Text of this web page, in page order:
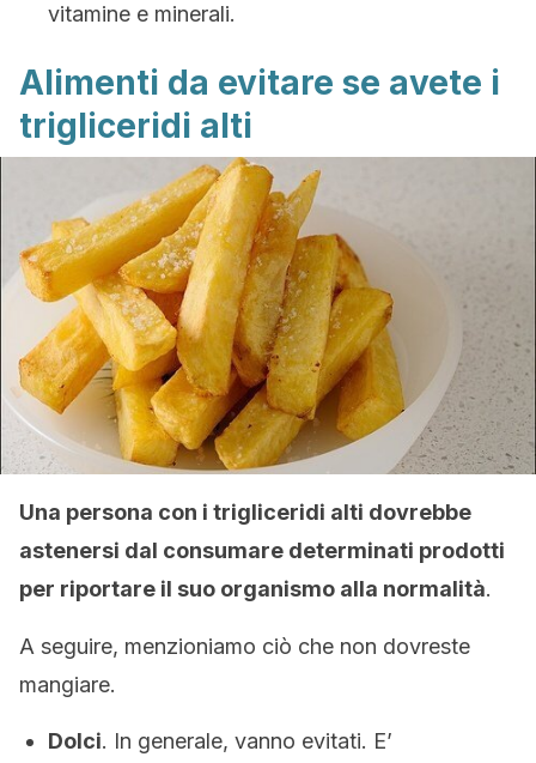
vitamine e minerali.
Alimenti da evitare se avete i
trigliceridi alti
Una persona con i trigliceridi alti dovrebbe
astenersi dal consumare determinati prodotti
per riportare il suo organismo alla normalità.
A seguire, menzioniamo ciò che non dovreste
mangiare.
Dolci. In generale, vanno evitati. E’